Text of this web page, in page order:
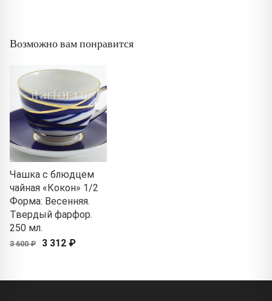
Возможно вам понравится
Чашка с блюдцем
чайная «Кокон» 1/2
Форма: Весенняя.
Твердый фарфор.
250 мл.
3 600 ₽ 3 312 ₽